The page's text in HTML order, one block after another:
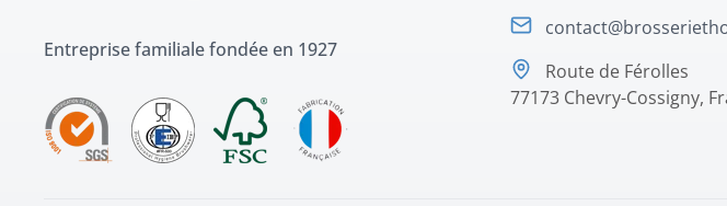
Entreprise familiale fondée en 1927
Route de Férolles
77173 Chevry-Cossigny,